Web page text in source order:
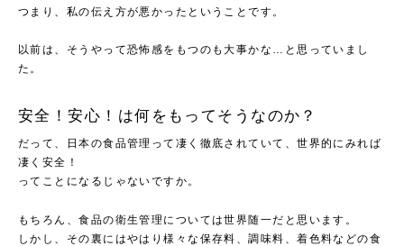
つまり、私の伝え方が悪かったということです。
以前は、そうやって恐怖感をもつのも大事かな…と思っていまし
た。
安全！安心！は何をもってそうなのか？
だって、日本の食品管理って凄く徹底されていて、世界的にみれば
凄く安全！
ってことになるじゃないですか。
もちろん、食品の衛生管理については世界随一だと思います。
しかし、その裏にはやはり様々な保存料、調味料、着色料などの食